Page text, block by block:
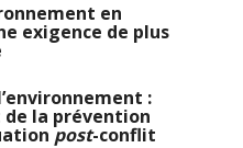
en
exigence de plus
:
la prévention
post-conflit